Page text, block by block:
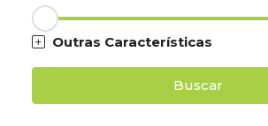
Outras Características
Buscar